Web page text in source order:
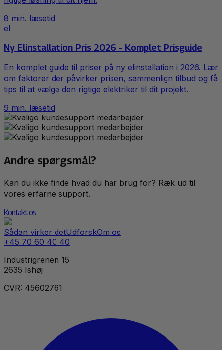
8 min. læsetid
el
Ny Elinstallation Pris 2026 - Komplet Prisguide
En komplet guide til priser på ny elinstallation i 2026. Lær
om faktorer der påvirker prisen, sammenlign tilbud og få
tips til at vælge den rigtige elektriker til dit projekt.
9 min. læsetid
Andre spørgsmål?
Kan du ikke finde hvad du har brug for? Ræk ud til
vores erfarne support.
Kontakt os
Sådan virker detUdforskOm os
+45 70 60 40 40
Industrigrenen 15
2635 Ishøj
CVR: 45602761